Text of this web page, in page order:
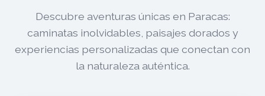
Descubre aventuras únicas en Paracas:
caminatas inolvidables, paisajes dorados y
experiencias personalizadas que conectan con
la naturaleza auténtica.